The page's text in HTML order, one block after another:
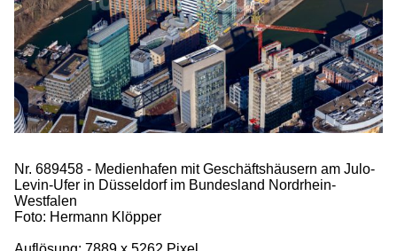
Nr. 689458 - Medienhafen mit Geschäftshäusern am Julo-
Levin-Ufer in Düsseldorf im Bundesland Nordrhein-
Westfalen
Foto: Hermann Klöpper